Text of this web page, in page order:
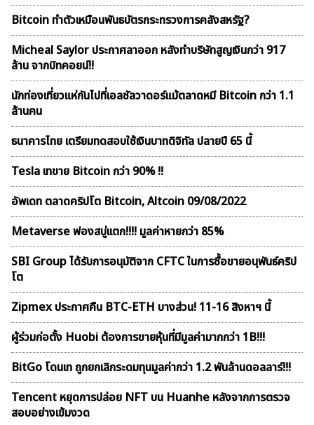
Bitcoin ทำตัวเหมือนพันธบัตรกระทรวงการคลังสหรัฐ?
Micheal Saylor ประกาศลาออก หลังทำบริษัทสูญเงินกว่า 917
ล้าน จากบิทคอยน์!!
นักท่องเที่ยวแห่กันไปที่เอลซัลวาดอร์แม้ตลาดหมี Bitcoin กว่า 1.1
ล้านคน
ธนาคารไทย เตรียมทดสอบใช้เงินบาทดิจิทัล ปลายปี 65 นี้
Tesla เทขาย Bitcoin กว่า 90% !!
อัพเดท ตลาดคริปโต Bitcoin, Altcoin 09/08/2022
Metaverse ฟองสบู่เเตก!!!! มูลค่าหายกว่า 85%
SBI Group ได้รับการอนุมัติจาก CFTC ในการซื้อขายอนุพันธ์คริป
โต
Zipmex ประกาศคืน BTC-ETH บางส่วน! 11-16 สิงหาฯ นี้
ผู้ร่วมก่อตั้ง Huobi ต้องการขายหุ้นที่มีมูลค่ามากกว่า 1B!!!
BitGo โดนเท ถูกยกเลิกระดมทุนมูลค่ากว่า 1.2 พันล้านดอลลาร์!!!
Tencent หยุดการปล่อย NFT บน Huanhe หลังจากการตรวจ
สอบอย่างเข้มงวด